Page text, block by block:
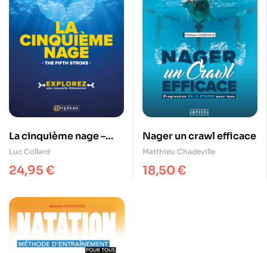
La cinquième nage –
The Fifth Stroke
Luc Collard
24,95 €
Nager un crawl efficace
Matthieu Chadeville
18,50 €